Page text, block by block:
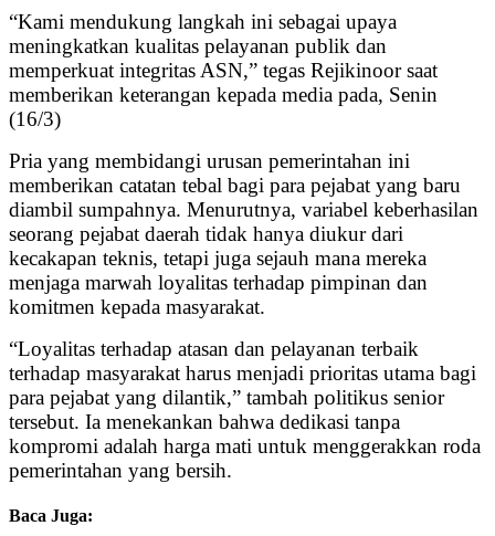
“Kami mendukung langkah ini sebagai upaya
meningkatkan kualitas pelayanan publik dan
memperkuat integritas ASN,” tegas Rejikinoor saat
memberikan keterangan kepada media pada, Senin
(16/3)
Pria yang membidangi urusan pemerintahan ini
memberikan catatan tebal bagi para pejabat yang baru
diambil sumpahnya. Menurutnya, variabel keberhasilan
seorang pejabat daerah tidak hanya diukur dari
kecakapan teknis, tetapi juga sejauh mana mereka
menjaga marwah loyalitas terhadap pimpinan dan
komitmen kepada masyarakat.
“Loyalitas terhadap atasan dan pelayanan terbaik
terhadap masyarakat harus menjadi prioritas utama bagi
para pejabat yang dilantik,” tambah politikus senior
tersebut. Ia menekankan bahwa dedikasi tanpa
kompromi adalah harga mati untuk menggerakkan roda
pemerintahan yang bersih.
Baca Juga: